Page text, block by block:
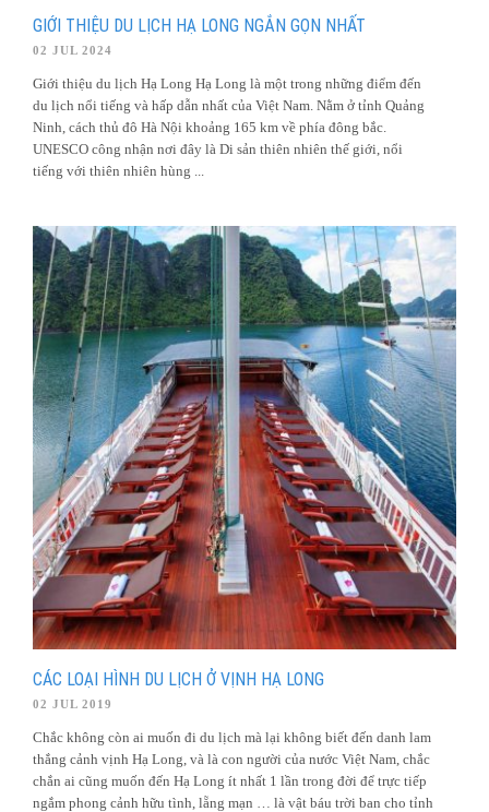
GIỚI THIỆU DU LỊCH HẠ LONG NGẮN GỌN NHẤT
02 JUL 2024
Giới thiệu du lịch Hạ Long Hạ Long là một trong những điểm đến
du lịch nổi tiếng và hấp dẫn nhất của Việt Nam. Nằm ở tỉnh Quảng
Ninh, cách thủ đô Hà Nội khoảng 165 km về phía đông bắc.
UNESCO công nhận nơi đây là Di sản thiên nhiên thế giới, nổi
tiếng với thiên nhiên hùng ...
CÁC LOẠI HÌNH DU LỊCH Ở VỊNH HẠ LONG
02 JUL 2019
Chắc không còn ai muốn đi du lịch mà lại không biết đến danh lam
thắng cảnh vịnh Hạ Long, và là con người của nước Việt Nam, chắc
chắn ai cũng muốn đến Hạ Long ít nhất 1 lần trong đời để trực tiếp
ngắm phong cảnh hữu tình, lẵng mạn … là vật báu trời ban cho tỉnh